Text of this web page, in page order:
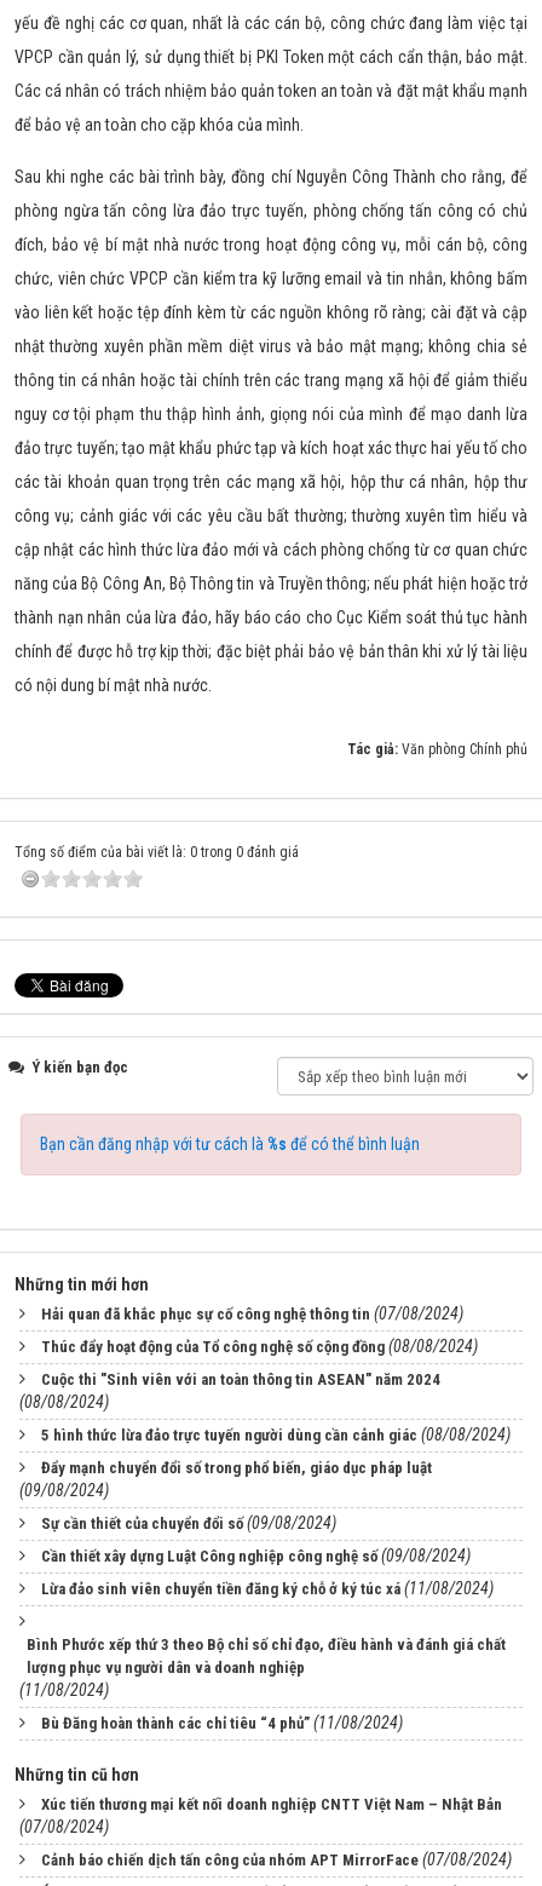
yếu đề nghị các cơ quan, nhất là các cán bộ, công chức đang làm việc tại
VPCP cần quản lý, sử dụng thiết bị PKI Token một cách cẩn thận, bảo mật.
Các cá nhân có trách nhiệm bảo quản token an toàn và đặt mật khẩu mạnh
để bảo vệ an toàn cho cặp khóa của mình.
Sau khi nghe các bài trình bày, đồng chí Nguyễn Công Thành cho rằng, để
phòng ngừa tấn công lừa đảo trực tuyến, phòng chống tấn công có chủ
đích, bảo vệ bí mật nhà nước trong hoạt động công vụ, mỗi cán bộ, công
chức, viên chức VPCP cần kiểm tra kỹ lưỡng email và tin nhắn, không bấm
vào liên kết hoặc tệp đính kèm từ các nguồn không rõ ràng; cài đặt và cập
nhật thường xuyên phần mềm diệt virus và bảo mật mạng; không chia sẻ
thông tin cá nhân hoặc tài chính trên các trang mạng xã hội để giảm thiểu
nguy cơ tội phạm thu thập hình ảnh, giọng nói của mình để mạo danh lừa
đảo trực tuyến; tạo mật khẩu phức tạp và kích hoạt xác thực hai yếu tố cho
các tài khoản quan trọng trên các mạng xã hội, hộp thư cá nhân, hộp thư
công vụ; cảnh giác với các yêu cầu bất thường; thường xuyên tìm hiểu và
cập nhật các hình thức lừa đảo mới và cách phòng chống từ cơ quan chức
năng của Bộ Công An, Bộ Thông tin và Truyền thông; nếu phát hiện hoặc trở
thành nạn nhân của lừa đảo, hãy báo cáo cho Cục Kiểm soát thủ tục hành
chính để được hỗ trợ kịp thời; đặc biệt phải bảo vệ bản thân khi xử lý tài liệu
có nội dung bí mật nhà nước.
Tác giả: Văn phòng Chính phủ
Tổng số điểm của bài viết là: 0 trong 0 đánh giá
Ý kiến bạn đọc
Bạn cần đăng nhập với tư cách là %s để có thể bình luận
Những tin mới hơn
Hải quan đã khắc phục sự cố công nghệ thông tin (07/08/2024)
Thúc đẩy hoạt động của Tổ công nghệ số cộng đồng (08/08/2024)
Cuộc thi "Sinh viên với an toàn thông tin ASEAN" năm 2024
(08/08/2024)
5 hình thức lừa đảo trực tuyến người dùng cần cảnh giác (08/08/2024)
Đẩy mạnh chuyển đổi số trong phổ biến, giáo dục pháp luật
(09/08/2024)
Sự cần thiết của chuyển đổi số (09/08/2024)
Cần thiết xây dựng Luật Công nghiệp công nghệ số (09/08/2024)
Lừa đảo sinh viên chuyển tiền đăng ký chỗ ở ký túc xá (11/08/2024)
Bình Phước xếp thứ 3 theo Bộ chỉ số chỉ đạo, điều hành và đánh giá chất
lượng phục vụ người dân và doanh nghiệp
(11/08/2024)
Bù Đăng hoàn thành các chỉ tiêu “4 phủ” (11/08/2024)
Những tin cũ hơn
Xúc tiến thương mại kết nối doanh nghiệp CNTT Việt Nam – Nhật Bản
(07/08/2024)
Cảnh báo chiến dịch tấn công của nhóm APT MirrorFace (07/08/2024)